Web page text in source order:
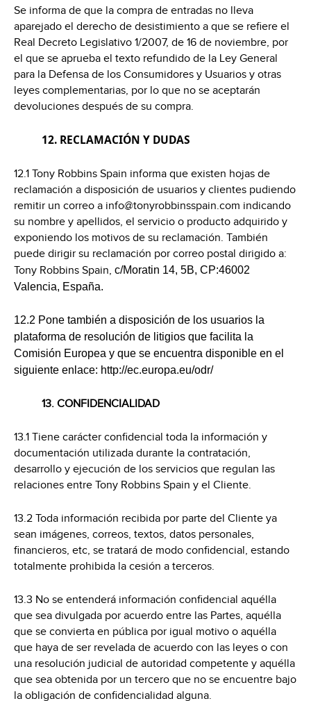
Se informa de que la compra de entradas no lleva
aparejado el derecho de desistimiento a que se refiere el
Real Decreto Legislativo 1/2007, de 16 de noviembre, por
el que se aprueba el texto refundido de la Ley General
para la Defensa de los Consumidores y Usuarios y otras
leyes complementarias, por lo que no se aceptarán
devoluciones después de su compra.
12. RECLAMACIÓN Y DUDAS
12.1 Tony Robbins Spain informa que existen hojas de
reclamación a disposición de usuarios y clientes pudiendo
remitir un correo a info@tonyrobbinsspain.com indicando
su nombre y apellidos, el servicio o producto adquirido y
exponiendo los motivos de su reclamación. También
puede dirigir su reclamación por correo postal dirigido a:
Tony Robbins Spain, c/Moratin 14, 5B, CP:46002
Valencia, España.
12.2 Pone también a disposición de los usuarios la
plataforma de resolución de litigios que facilita la
Comisión Europea y que se encuentra disponible en el
siguiente enlace: http://ec.europa.eu/odr/
13. CONFIDENCIALIDAD
13.1 Tiene carácter confidencial toda la información y
documentación utilizada durante la contratación,
desarrollo y ejecución de los servicios que regulan las
relaciones entre Tony Robbins Spain y el Cliente.
13.2 Toda información recibida por parte del Cliente ya
sean imágenes, correos, textos, datos personales,
financieros, etc, se tratará de modo confidencial, estando
totalmente prohibida la cesión a terceros.
13.3 No se entenderá información confidencial aquélla
que sea divulgada por acuerdo entre las Partes, aquélla
que se convierta en pública por igual motivo o aquélla
que haya de ser revelada de acuerdo con las leyes o con
una resolución judicial de autoridad competente y aquélla
que sea obtenida por un tercero que no se encuentre bajo
la obligación de confidencialidad alguna.